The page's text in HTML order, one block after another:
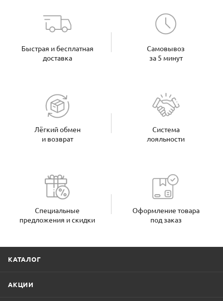
Быстрая и бесплатная
доставка
Самовывоз
за 5 минут
Лёгкий обмен
и возврат
Система
лояльности
Специальные
предложения и скидки
Оформление товара
под заказ
КАТАЛОГ
АКЦИИ